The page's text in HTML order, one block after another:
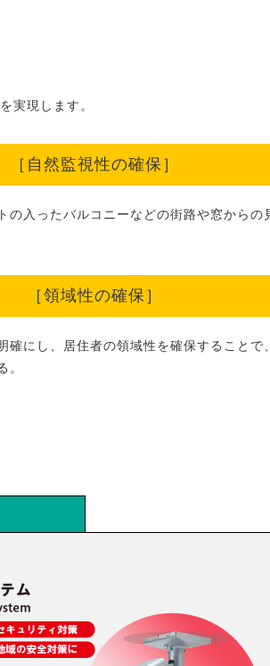
実現します。
［自然監視性の確保］
の入ったバルコニーなどの街路や窓からの
［領域性の確保］
確にし、居住者の領域性を確保することで
。